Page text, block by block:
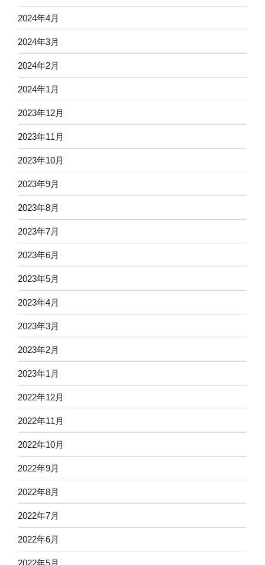
2024年4月
2024年3月
2024年2月
2024年1月
2023年12月
2023年11月
2023年10月
2023年9月
2023年8月
2023年7月
2023年6月
2023年5月
2023年4月
2023年3月
2023年2月
2023年1月
2022年12月
2022年11月
2022年10月
2022年9月
2022年8月
2022年7月
2022年6月
2022年5月